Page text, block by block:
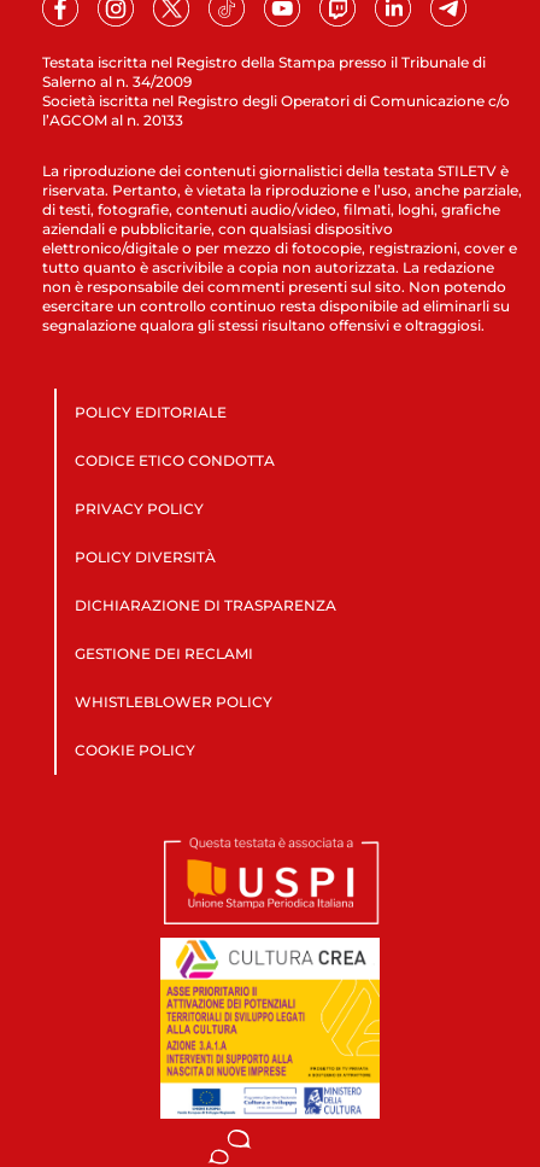
Testata iscritta nel Registro della Stampa presso il Tribunale di
Salerno al n. 34/2009
Società iscritta nel Registro degli Operatori di Comunicazione c/o
l’AGCOM al n. 20133
La riproduzione dei contenuti giornalistici della testata STILETV è
riservata. Pertanto, è vietata la riproduzione e l’uso, anche parziale,
di testi, fotografie, contenuti audio/video, filmati, loghi, grafiche
aziendali e pubblicitarie, con qualsiasi dispositivo
elettronico/digitale o per mezzo di fotocopie, registrazioni, cover e
tutto quanto è ascrivibile a copia non autorizzata. La redazione
non è responsabile dei commenti presenti sul sito. Non potendo
esercitare un controllo continuo resta disponibile ad eliminarli su
segnalazione qualora gli stessi risultano offensivi e oltraggiosi.
POLICY EDITORIALE
CODICE ETICO CONDOTTA
PRIVACY POLICY
POLICY DIVERSITÀ
DICHIARAZIONE DI TRASPARENZA
GESTIONE DEI RECLAMI
WHISTLEBLOWER POLICY
COOKIE POLICY